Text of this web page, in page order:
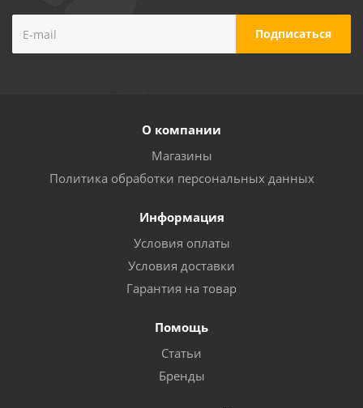
О компании
Магазины
Политика обработки персональных данных
Информация
Условия оплаты
Условия доставки
Гарантия на товар
Помощь
Статьи
Бренды